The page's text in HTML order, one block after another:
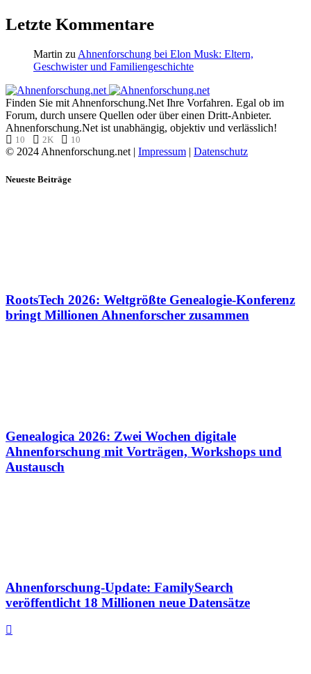
Letzte Kommentare
Martin zuAhnenforschung bei Elon Musk: Eltern,
Geschwister und Familiengeschichte
Finden Sie mit Ahnenforschung.Net Ihre Vorfahren. Egal ob im
Forum, durch unsere Quellen oder über einen Dritt-Anbieter.
Ahnenforschung.Net ist unabhängig, objektiv und verlässlich!
10 2K 10
© 2024 Ahnenforschung.net | Impressum | Datenschutz
Neueste Beiträge
RootsTech 2026: Weltgrößte Genealogie-Konferenz
bringt Millionen Ahnenforscher zusammen
Genealogica 2026: Zwei Wochen digitale
Ahnenforschung mit Vorträgen, Workshops und
Austausch
Ahnenforschung-Update: FamilySearch
veröffentlicht 18 Millionen neue Datensätze